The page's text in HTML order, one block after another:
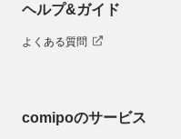
ヘルプ&ガイド
よくある質問
comipoのサービス